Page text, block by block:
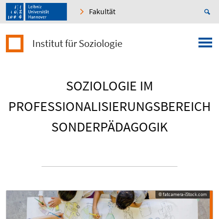
Fakultät
Institut für Soziologie
SOZIOLOGIE IM
PROFESSIONALISIERUNGSBEREICH
SONDERPÄDAGOGIK
© fatcamera-iStock.com
© fatcamera-iStock.com